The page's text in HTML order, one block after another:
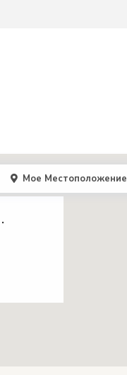
Мое Местоположение